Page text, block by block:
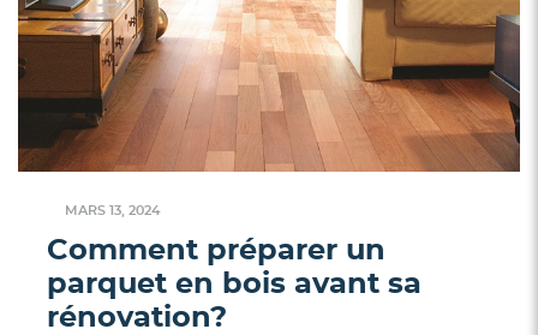
MARS 13, 2024
Comment préparer un
parquet en bois avant sa
rénovation?